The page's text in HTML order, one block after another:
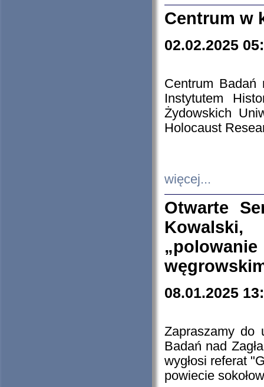
Centrum w
02.02.2025
Centrum Badań
Instytutem
Żydowskich
Holocaust
więcej...
Otwarte
08.01.2025
Zapraszamy do
Badań nad
wygłosi referat
powiecie